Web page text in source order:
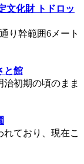
文化財 トドロッ
り幹範囲6メート
と館
初期の頃のまま
ており、現在こ